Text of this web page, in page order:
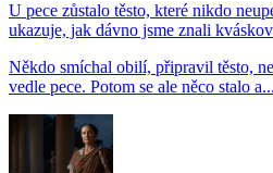
U pece zůstalo těsto, které nikdo
ukazuje, jak dávno jsme znali
Někdo smíchal obilí, připravil těsto,
vedle pece. Potom se ale něco stalo a...